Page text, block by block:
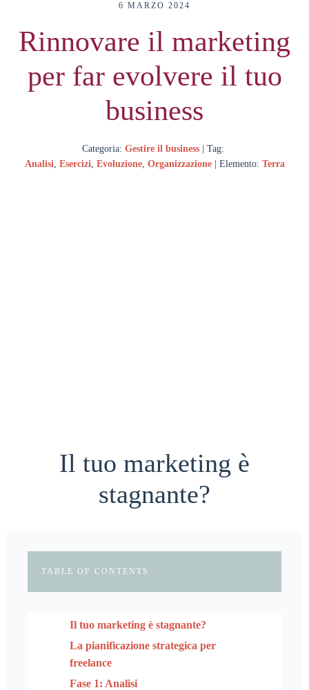
6 MARZO 2024
Rinnovare il marketing
per far evolvere il tuo
business
Categoria: Gestire il business | Tag:
Analisi, Esercizi, Evoluzione, Organizzazione| Elemento: Terra
Il tuo marketing è
stagnante?
TABLE OF CONTENTS
Il tuo marketing è stagnante?
La pianificazione strategica per
freelance
Fase 1: Analisi